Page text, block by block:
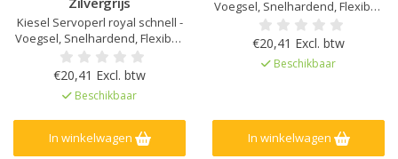
Kiesel Servoperl royal schnell -
Voegsel, Snelhardend, Flexibel,
water- en vuilafstotend, Voor 1-
10 mm voegbreedte, Voor
wand&vloer, binnen, buiten en
in natte ruimtes, Verhoogde
weerstand tegen zuren en
alkaliën, Sterk mechanisch
belastbaar en slijtvast
€20,41 Excl. btw
Beschikbaar
In winkelwagen
Voegsel, Snelhardend, Flexibel,
water- en vuilafstotend, Voor 1-
10 mm voegbreedte, Voor
wand&vloer, binnen, buiten en
in natte ruimtes, Verhoogde
belastbaar en slijtvast
€20,41 Excl. btw
Beschikbaar
In winkelwagen